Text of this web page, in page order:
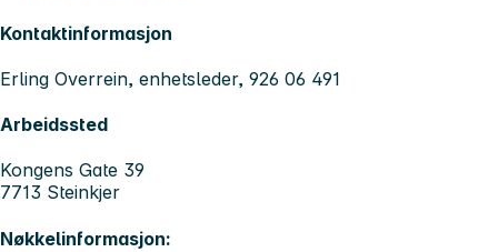
Kontaktinformasjon
Erling Overrein, enhetsleder, 926 06 491
Arbeidssted
Kongens Gate 39
7713 Steinkjer
Nøkkelinformasjon: